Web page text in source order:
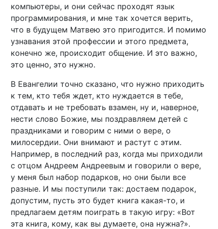
компьютеры, и они сейчас проходят язык
программирования, и мне так хочется верить,
что в будущем Матвею это пригодится. И помимо
узнавания этой профессии и этого предмета,
конечно же, происходит общение. И это важно,
это ценно, это нужно.
В Евангелии точно сказано, что нужно приходить
к тем, кто тебя ждет, кто нуждается в тебе,
отдавать и не требовать взамен, ну и, наверное,
нести слово Божие, мы поздравляем детей с
праздниками и говорим с ними о вере, о
милосердии. Они внимают и растут с этим.
Например, в последний раз, когда мы приходили
с отцом Андреем Андреевым и говорили о вере,
у меня был набор подарков, но они были все
разные. И мы поступили так: достаем подарок,
допустим, пусть это будет книга какая-то, и
предлагаем детям поиграть в такую игру: «Вот
эта книга, кому, как вы думаете, она нужна?».